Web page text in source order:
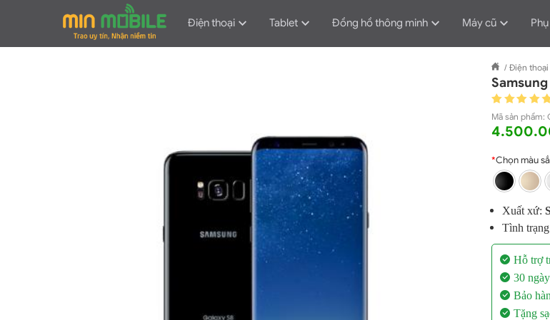
Điện thoại Tablet Đồng hồ thông minh Máy cũ
/ Điện thoại
Mã sản phẩm:
*Chọn màu
Xuất xứ:
Tình
Hỗ trợ
30
Bảo
Tặng